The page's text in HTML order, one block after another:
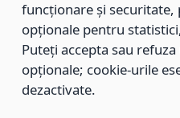
Copyright © 2002 - 2026 - PRIMĂRIA
rezervate.
Sitemap
funcționare și securitate,
opționale pentru
Puteți accepta sau
opționale; cookie-urile
dezactivate.